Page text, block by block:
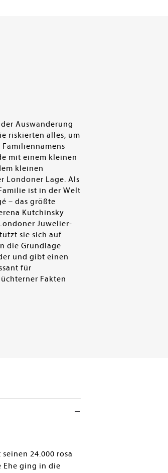
Auswanderung
riskierten alles, um
mit einem kleinen
kleinen
Londoner Lage. Als
ist in der Welt
– das größte
Kutchinsky
Juwelier-
sie sich auf
die Grundlage
und gibt einen
für
Fakten
24.000 rosa
Ehe ging in die